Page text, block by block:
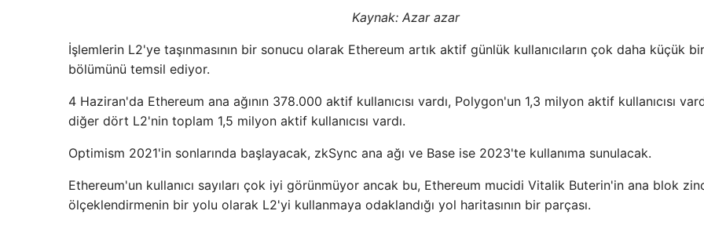
Kaynak:Azar azar
İşlemlerin L2'ye taşınmasının bir sonucu olarak Ethereum artık aktif günlük kullanıcıların çok daha küçük bir
bölümünü temsil ediyor.
4 Haziran'da Ethereum ana ağının 378.000 aktif kullanıcısı vardı, Polygon'un 1,3 milyon aktif kullanıcısı
diğer dört L2'nin toplam 1,5 milyon aktif kullanıcısı vardı.
Optimism 2021'in sonlarında başlayacak, zkSync ana ağı ve Base ise 2023'te kullanıma sunulacak.
Ethereum'un kullanıcı sayıları çok iyi görünmüyor ancak bu, Ethereum mucidi Vitalik Buterin'in ana blok
ölçeklendirmenin bir yolu olarak L2'yi kullanmaya odaklandığı yol haritasının bir parçası.